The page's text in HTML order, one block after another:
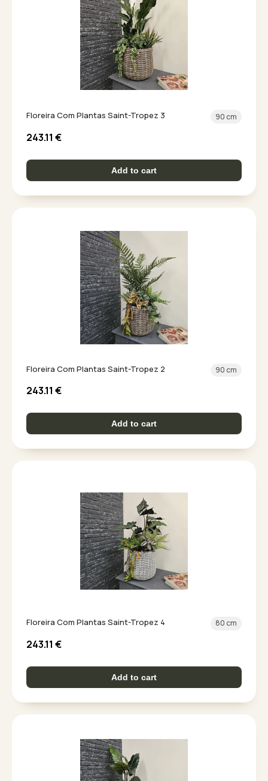
Floreira Com Plantas Saint-Tropez 3 90 cm
243.11 €
Add to cart
Floreira Com Plantas Saint-Tropez 2 90 cm
243.11 €
Add to cart
Floreira Com Plantas Saint-Tropez 4 80 cm
243.11 €
Add to cart